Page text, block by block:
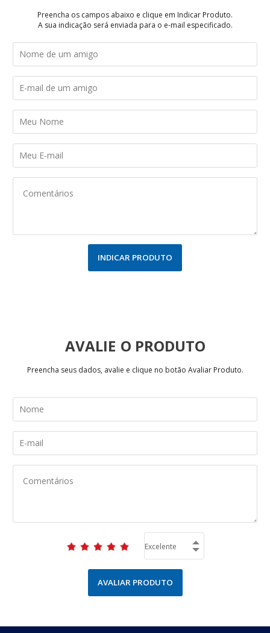
Preencha os campos abaixo e clique em Indicar Produto.
A sua indicação será enviada para o e-mail especificado.
INDICAR PRODUTO
AVALIE
Preencha seus dados, avalie e clique no botão Avaliar Produto.
AVALIAR PRODUTO